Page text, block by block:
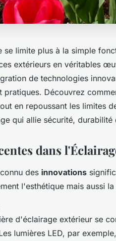
se limite plus à la simple
extérieurs en véritables
de technologies
pratiques. Découvrez
en repoussant les limites
qui allie sécurité, durabilité
dans
des innovations
l'esthétique mais aussi
d'éclairage extérieur se
lumières LED, par